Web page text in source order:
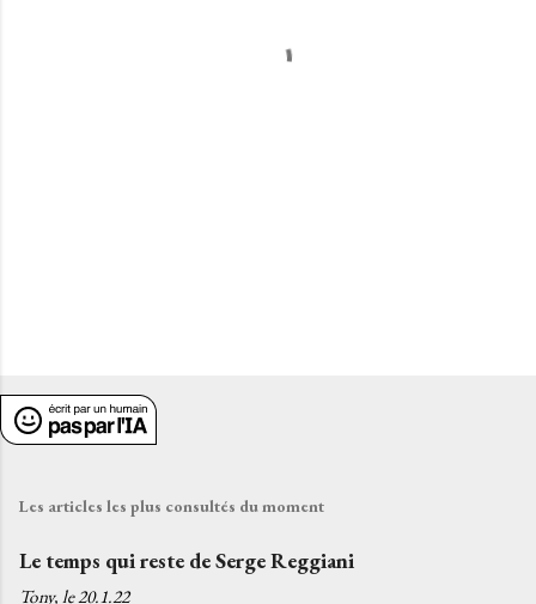
Les articles les plus consultés du moment
Le temps qui reste de Serge Reggiani
Tony, le20.1.22